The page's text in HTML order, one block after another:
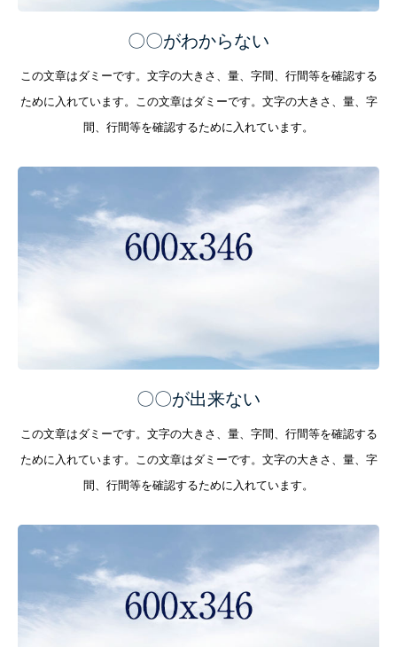
〇〇がわからない
この文章はダミーです。文字の大きさ、量、字間、行間等を確認する
ために入れています。この文章はダミーです。文字の大きさ、量、字
間、行間等を確認するために入れています。
〇〇が出来ない
この文章はダミーです。文字の大きさ、量、字間、行間等を確認する
ために入れています。この文章はダミーです。文字の大きさ、量、字
間、行間等を確認するために入れています。